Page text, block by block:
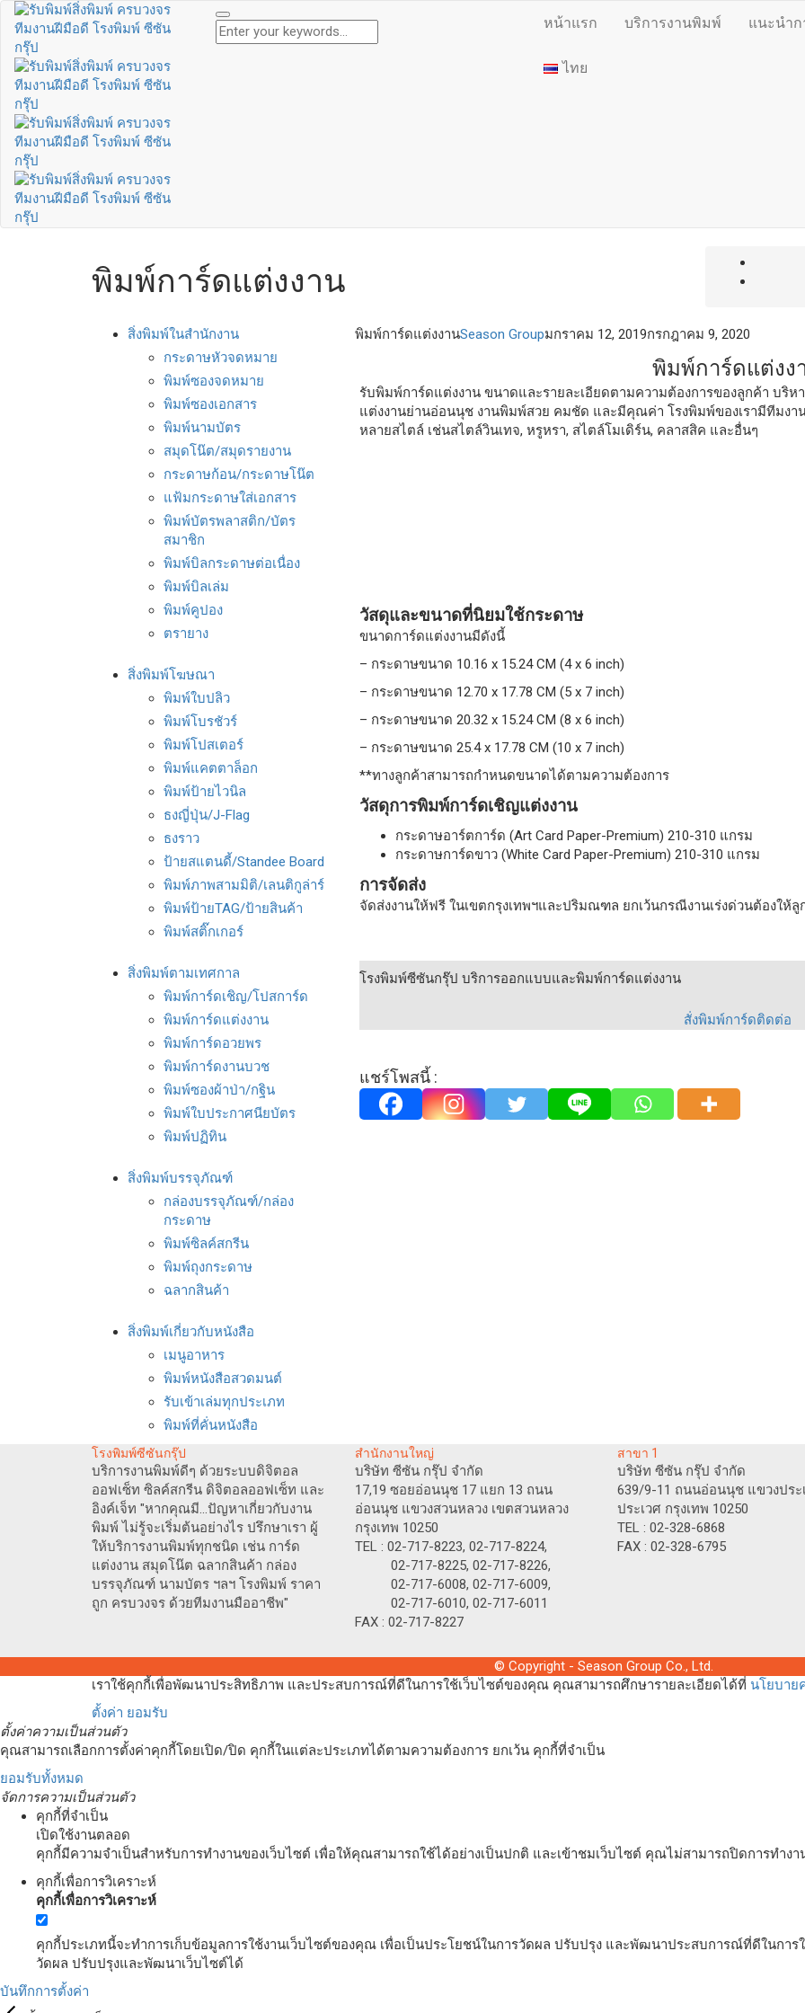
หน้าแรก บริการงานพิมพ์ แนะนำ
ไทย
พิมพ์การ์ดแต่งงาน
พิมพ์การ์ดแต่งงานSeason Groupมกราคม 12, 2019กรกฎาคม 9, 2020
พิมพ์การ์ดแต่งง
รับพิมพ์การ์ดแต่งงาน ขนาดและรายละเอียดตามความต้องการของลูกค้า บริ
แต่งงานย่านอ่อนนุช งานพิมพ์สวย คมชัด และมีคุณค่า โรงพิมพ์ของเรามีทีมง
หลายสไตล์ เช่นสไตล์วินเทจ, หรูหรา, สไตล์โมเดิร์น, คลาสสิค และอื่นๆ
วัสดุและขนาดที่นิยมใช้กระดาษ
ขนาดการ์ดแต่งงานมีดังนี้
– กระดาษขนาด 10.16 x 15.24 CM (4 x 6 inch)
– กระดาษขนาด 12.70 x 17.78 CM (5 x 7 inch)
– กระดาษขนาด 20.32 x 15.24 CM (8 x 6 inch)
– กระดาษขนาด 25.4 x 17.78 CM (10 x 7 inch)
**ทางลูกค้าสามารถกำหนดขนาดได้ตามความต้องการ
วัสดุการพิมพ์การ์ดเชิญแต่งงาน
กระดาษอาร์ตการ์ด (Art Card Paper-Premium) 210-310 แกรม
กระดาษการ์ดขาว (White Card Paper-Premium) 210-310 แกรม
การจัดส่ง
จัดส่งงานให้ฟรี ในเขตกรุงเทพฯและปริมณฑล ยกเว้นกรณีงานเร่งด่วนต้องให้ลู
โรงพิมพ์ซีซันกรุ๊ป บริการออกแบบและพิมพ์การ์ดแต่งงาน
สั่งพิมพ์การ์ดติดต่อ
แชร์โพสนี้ :
สิ่งพิมพ์ในสำนักงาน
กระดาษหัวจดหมาย
พิมพ์ซองจดหมาย
พิมพ์ซองเอกสาร
พิมพ์นามบัตร
สมุดโน๊ต/สมุดรายงาน
กระดาษก้อน/กระดาษโน๊ต
แฟ้มกระดาษใส่เอกสาร
พิมพ์บัตรพลาสติก/บัตร
สมาชิก
พิมพ์บิลกระดาษต่อเนื่อง
พิมพ์บิลเล่ม
พิมพ์คูปอง
ตรายาง
สิ่งพิมพ์โฆษณา
พิมพ์ใบปลิว
พิมพ์โบรชัวร์
พิมพ์โปสเตอร์
พิมพ์แคตตาล็อก
พิมพ์ป้ายไวนิล
ธงญี่ปุ่น/J-Flag
ธงราว
ป้ายสแตนดี้/Standee Board
พิมพ์ภาพสามมิติ/เลนติกูล่าร์
พิมพ์ป้ายTAG/ป้ายสินค้า
พิมพ์สติ๊กเกอร์
สิ่งพิมพ์ตามเทศกาล
พิมพ์การ์ดเชิญ/โปสการ์ด
พิมพ์การ์ดแต่งงาน
พิมพ์การ์ดอวยพร
พิมพ์การ์ดงานบวช
พิมพ์ซองผ้าป่า/กฐิน
พิมพ์ใบประกาศนียบัตร
พิมพ์ปฏิทิน
สิ่งพิมพ์บรรจุภัณฑ์
กล่องบรรจุภัณฑ์/กล่อง
กระดาษ
พิมพ์ซิลค์สกรีน
พิมพ์ถุงกระดาษ
ฉลากสินค้า
สิ่งพิมพ์เกี่ยวกับหนังสือ
เมนูอาหาร
พิมพ์หนังสือสวดมนต์
รับเข้าเล่มทุกประเภท
พิมพ์ที่คั่นหนังสือ
โรงพิมพ์ซีซันกรุ๊ป
บริการงานพิมพ์ดีๆ ด้วยระบบดิจิตอล
ออฟเซ็ท ซิลค์สกรีน ดิจิตอลออฟเซ็ท และ
อิงค์เจ็ท "หากคุณมี...ปัญหาเกี่ยวกับงาน
พิมพ์ ไม่รู้จะเริ่มต้นอย่างไร ปรึกษาเรา ผู้
ให้บริการงานพิมพ์ทุกชนิด เช่น การ์ด
แต่งงาน สมุดโน๊ต ฉลากสินค้า กล่อง
บรรจุภัณฑ์ นามบัตร ฯลฯ โรงพิมพ์ ราคา
ถูก ครบวงจร ด้วยทีมงานมืออาชีพ"
สำนักงานใหญ่
บริษัท ซีซัน กรุ๊ป จำกัด
17,19 ซอยอ่อนนุช 17 แยก 13 ถนน
อ่อนนุช แขวงสวนหลวง เขตสวนหลวง
กรุงเทพ 10250
TEL : 02-717-8223, 02-717-8224,
02-717-8225, 02-717-8226,
02-717-6008, 02-717-6009,
02-717-6010, 02-717-6011
FAX : 02-717-8227
สาขา 1
บริษัท ซีซัน กรุ๊ป จำกัด
639/9-11 ถนนอ่อนนุช แขวงประ
ประเวศ กรุงเทพ 10250
TEL : 02-328-6868
FAX : 02-328-6795
© Copyright - Season Group Co., Ltd.
เราใช้คุกกี้เพื่อพัฒนาประสิทธิภาพ และประสบการณ์ที่ดีในการใช้เว็บไซต์ของคุณ คุณสามารถศึกษารายละเอียดได้ที่ นโยบาย
ตั้งค่า ยอมรับ
ตั้งค่าความเป็นส่วนตัว
คุณสามารถเลือกการตั้งค่าคุกกี้โดยเปิด/ปิด คุกกี้ในแต่ละประเภทได้ตามความต้องการ ยกเว้น คุกกี้ที่จำเป็น
ยอมรับทั้งหมด
จัดการความเป็นส่วนตัว
คุกกี้ที่จำเป็น
เปิดใช้งานตลอด
คุกกี้มีความจำเป็นสำหรับการทำงานของเว็บไซต์ เพื่อให้คุณสามารถใช้ได้อย่างเป็นปกติ และเข้าชมเว็บไซต์ คุณไม่สามารถปิดการทำงา
คุกกี้เพื่อการวิเคราะห์
คุกกี้เพื่อการวิเคราะห์
คุกกี้ประเภทนี้จะทำการเก็บข้อมูลการใช้งานเว็บไซต์ของคุณ เพื่อเป็นประโยชน์ในการวัดผล ปรับปรุง และพัฒนาประสบการณ์ที่ดีในการ
วัดผล ปรับปรุงและพัฒนาเว็บไซต์ได้
บันทึกการตั้งค่า